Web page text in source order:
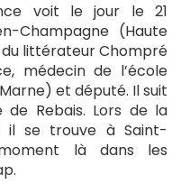
voit le jour le 21
Champagne (Haute
du littérateur Chompré
médecin de l’école
et député. Il suit
de Rebais. Lors de la
il se trouve à Saint-
là dans les